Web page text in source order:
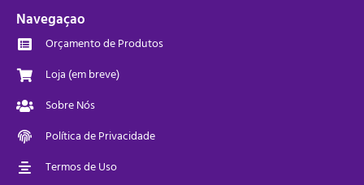
Navegaçao
Orçamento de Produtos
Loja (em breve)
Sobre Nós
Política de Privacidade
Termos de Uso